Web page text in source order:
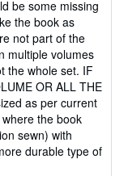
be some missing
the book as
not part of the
multiple volumes
the whole set. IF
OR ALL THE
as per current
the book
sewn) with
durable type of